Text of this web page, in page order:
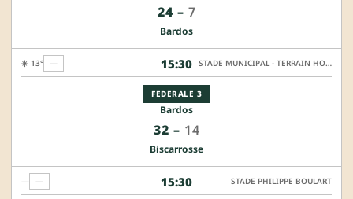
24– 7
Bardos
15:30
FEDERALE 3
Bardos
32 – 14
Biscarrosse
☀️ 13° — STADE MUNICIPAL - TERRAIN HONNEUR
15:30
— — STADE PHILIPPE BOULART